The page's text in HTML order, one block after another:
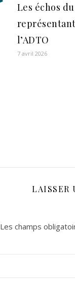
Les échos
l’ADTO
7 avril 2026
LAISSER
Les champs